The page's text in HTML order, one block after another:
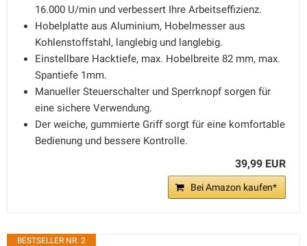
16.000 U/min und verbessert Ihre Arbeitseffizienz.
Hobelplatte aus Aluminium, Hobelmesser aus
Kohlenstoffstahl, langlebig und langlebig.
Einstellbare Hacktiefe, max. Hobelbreite 82 mm, max.
Spantiefe 1mm.
Manueller Steuerschalter und Sperrknopf sorgen für
eine sichere Verwendung.
Der weiche, gummierte Griff sorgt für eine komfortable
Bedienung und bessere Kontrolle.
39,99 EUR
Bei Amazon kaufen*
BESTSELLER NR. 2